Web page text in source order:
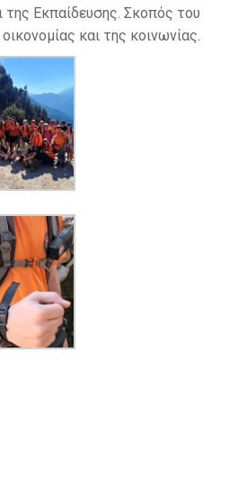
της Εκπαίδευσης. Σκοπός του
και της κοινωνίας.